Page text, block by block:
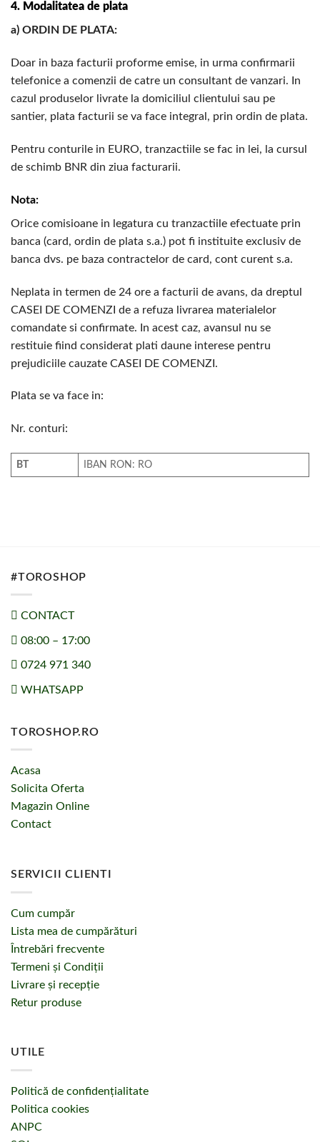
4. Modalitatea de plata
a) ORDIN DE PLATA:
Doar in baza facturii proforme emise, in urma confirmarii
telefonice a comenzii de catre un consultant de vanzari. In
cazul produselor livrate la domiciliul clientului sau pe
santier, plata facturii se va face integral, prin ordin de plata.
Pentru conturile in EURO, tranzactiile se fac in lei, la cursul
de schimb BNR din ziua facturarii.
Nota:
Orice comisioane in legatura cu tranzactiile efectuate prin
banca (card, ordin de plata s.a.) pot fi instituite exclusiv de
banca dvs. pe baza contractelor de card, cont curent s.a.
Neplata in termen de 24 ore a facturii de avans, da dreptul
CASEI DE COMENZI de a refuza livrarea materialelor
comandate si confirmate. In acest caz, avansul nu se
restituie fiind considerat plati daune interese pentru
prejudiciile cauzate CASEI DE COMENZI.
Plata se va face in:
Nr. conturi:
BT IBAN RON: RO
#TOROSHOP
CONTACT
08:00 – 17:00
0724 971 340
WHATSAPP
TOROSHOP.RO
Acasa
Solicita Oferta
Magazin Online
Contact
SERVICII CLIENTI
Cum cumpăr
Lista mea de cumpărături
Întrebări frecvente
Termeni și Condiții
Livrare și recepție
Retur produse
UTILE
Politică de confidențialitate
Politica cookies
ANPC